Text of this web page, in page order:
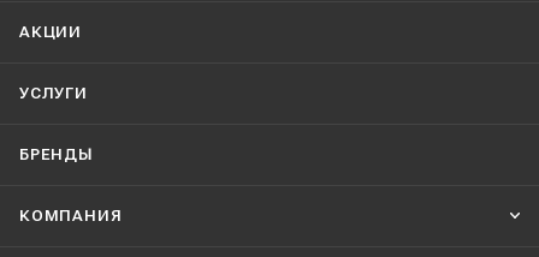
АКЦИИ
УСЛУГИ
БРЕНДЫ
КОМПАНИЯ